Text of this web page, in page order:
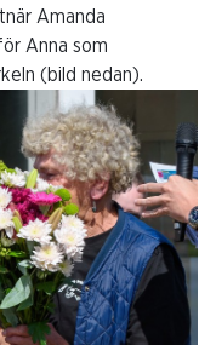
Amanda
Anna som
(bild nedan).